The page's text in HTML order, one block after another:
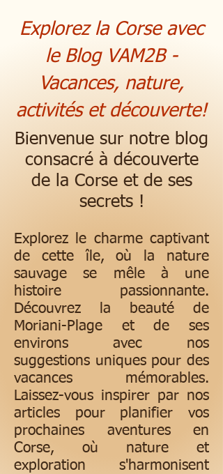
Explorez la Corse avec
le Blog VAM2B -
Vacances, nature,
activités et découverte!
Bienvenue sur notre blog
consacré à découverte
de la Corse et de ses
secrets !
Explorez le charme captivant
de cette île, où la nature
sauvage se mêle à une
histoire passionnante.
Découvrez la beauté de
Moriani-Plage et de ses
environs avec nos
suggestions uniques pour des
vacances mémorables.
Laissez-vous inspirer par nos
articles pour planifier vos
prochaines aventures en
Corse, où nature et
exploration s'harmonisent